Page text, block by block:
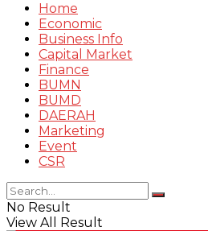
Home
Economic
Business Info
Capital Market
Finance
BUMN
BUMD
DAERAH
Marketing
Event
CSR
No Result
View All Result